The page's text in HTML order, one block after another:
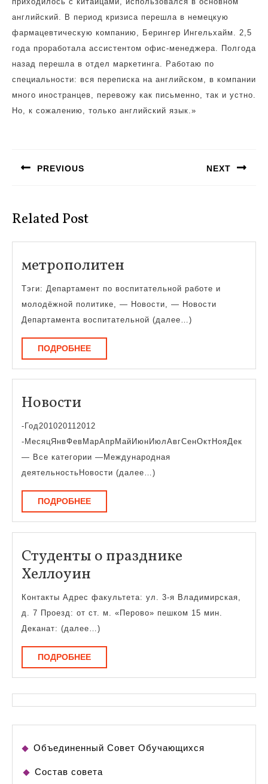
английский. В период кризиса перешла в немецкую
фармацевтическую компанию, Берингер Ингельхайм. 2,5
года проработала ассистентом офис-менеджера. Полгода
назад перешла в отдел маркетинга. Работаю по
специальности: вся переписка на английском, в компании
много иностранцев, перевожу как письменно, так и устно.
Но, к сожалению, только английский язык.»
записям
PREVIOUS NEXT
Related Post
метрополитен
Тэги: Департамент по воспитательной работе и
молодёжной политике, — Новости, — Новости
Департамента воспитательной (далее…)
ПОДРОБНЕЕПОДРОБНЕЕ
Новости
-Год201020112012
-МесяцЯнвФевМарАпрМайИюнИюлАвгСенОктНояДек
— Все категории —Международная
деятельностьНовости (далее…)
ПОДРОБНЕЕПОДРОБНЕЕ
Студенты о празднике
Хеллоуин
о
празднике
Хеллоуин
Контакты Адрес факультета: ул. 3-я Владимирская,
д. 7 Проезд: от ст. м. «Перово» пешком 15 мин.
Деканат: (далее…)
ПОДРОБНЕЕПОДРОБНЕЕ
Объединенный Совет Обучающихся
Состав совета